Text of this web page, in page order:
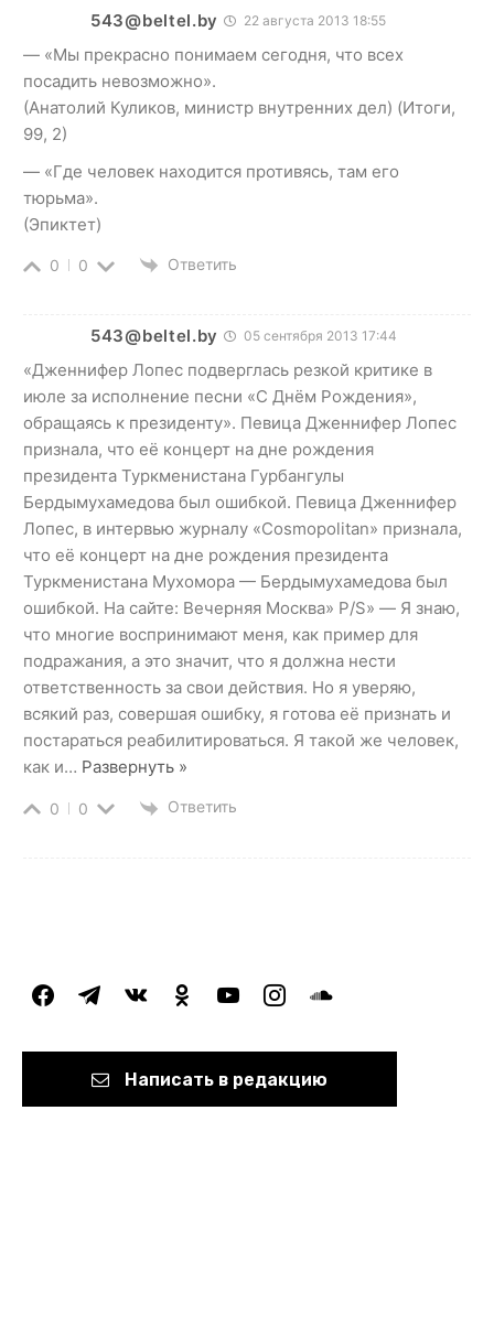
543@beltel.by 22 августа 2013 18:55
— «Мы прекрасно понимаем сегодня, что всех
посадить невозможно».
(Анатолий Куликов, министр внутренних дел) (Итоги,
99, 2)
— «Где человек находится противясь, там его
тюрьма».
(Эпиктет)
0 0 Ответить
543@beltel.by 05 сентября 2013 17:44
«Дженнифер Лопес подверглась резкой критике в
июле за исполнение песни «С Днём Рождения»,
обращаясь к президенту». Певица Дженнифер Лопес
признала, что её концерт на дне рождения
президента Туркменистана Гурбангулы
Бердымухамедова был ошибкой. Певица Дженнифер
Лопес, в интервью журналу «Cosmopolitan» признала,
что её концерт на дне рождения президента
Туркменистана Мухомора — Бердымухамедова был
ошибкой. На сайте: Вечерняя Москва» P/S» — Я знаю,
что многие воспринимают меня, как пример для
подражания, а это значит, что я должна нести
ответственность за свои действия. Но я уверяю,
всякий раз, совершая ошибку, я готова её признать и
постараться реабилитироваться. Я такой же человек,
как и… Развернуть »
0 0 Ответить
facebooktelegramvkontakteodnoklassniki
youtubeinstagramsoundcloud
Написать в редакцию